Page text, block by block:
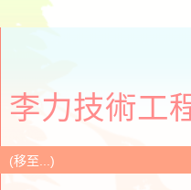
李力技術工